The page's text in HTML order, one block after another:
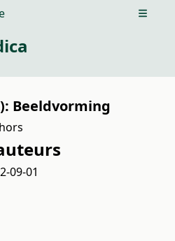
Open
Beeldvorming
09-01